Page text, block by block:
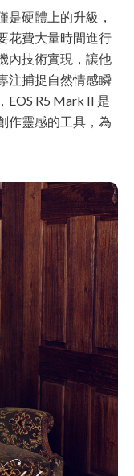
是硬體上的升級，
花費大量時間進行
內技術實現，讓他
注捕捉自然情感瞬
EOS R5 Mark II 是
作靈感的工具，為